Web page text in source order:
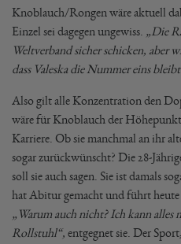
Knoblauch/Rongen wäre aktuell
Einzel sei dagegen ungewiss. „Die
Weltverband sicher schicken, aber
dass Valeska die Nummer eins
Also gilt alle Konzentration den
wäre für Knoblauch der
Karriere. Ob sie manchmal an ihr
sogar zurückwünscht? Die 28-
soll sie auch sagen. Sie ist damals
hat Abitur gemacht und führt heute
„Warum auch nicht? Ich kann alles
Rollstuhl“, entgegnet sie. Der